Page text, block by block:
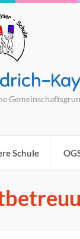
Schule